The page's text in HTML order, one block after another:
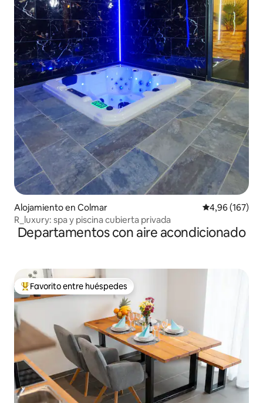
Alojamiento en Colmar Calificación
4,96 (167)
R_luxury: spa y piscina cubierta privada
Departamentos con aire acondicionado
Favorito entre los huéspedes más destacados
Favorito entre huéspedes